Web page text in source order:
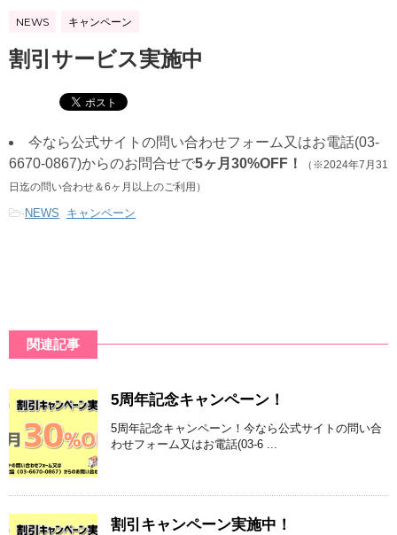
NEWS キャンペーン
割引サービス実施中
今なら公式サイトの問い合わせフォーム又はお電話(03-
6670-0867)からのお問合せで5ヶ月30%OFF！
（※2024年7月31
日迄の問い合わせ＆6ヶ月以上のご利用）
-NEWS, キャンペーン
関連記事
5周年記念キャンペーン！
5周年記念キャンペーン！今なら公式サイトの問い合
わせフォーム又はお電話(03-6 ...
割引キャンペーン実施中！